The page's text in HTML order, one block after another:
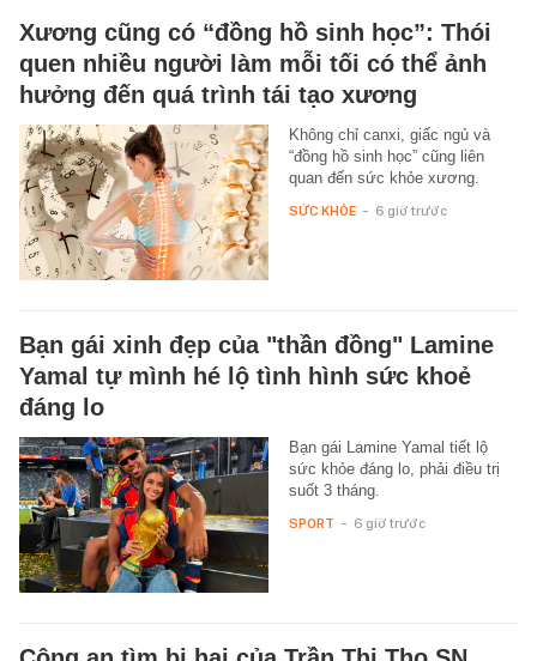
Xương cũng có “đồng hồ sinh học”: Thói
quen nhiều người làm mỗi tối có thể ảnh
hưởng đến quá trình tái tạo xương
Không chỉ canxi, giấc ngủ và
“đồng hồ sinh học” cũng liên
quan đến sức khỏe xương.
SỨC KHỎE - 6 giờ trước
Bạn gái xinh đẹp của "thần đồng" Lamine
Yamal tự mình hé lộ tình hình sức khoẻ
đáng lo
Bạn gái Lamine Yamal tiết lộ
sức khỏe đáng lo, phải điều trị
suốt 3 tháng.
SPORT - 6 giờ trước